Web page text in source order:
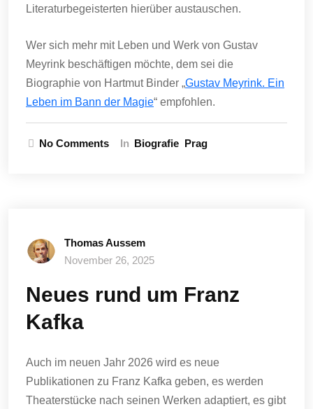
Literaturbegeisterten hierüber austauschen.
Wer sich mehr mit Leben und Werk von Gustav
Meyrink beschäftigen möchte, dem sei die
Biographie von Hartmut Binder „Gustav Meyrink. Ein
Leben im Bann der Magie“ empfohlen.
No Comments In Biografie Prag
Thomas Aussem
November 26, 2025
Neues rund um Franz
Kafka
Auch im neuen Jahr 2026 wird es neue
Publikationen zu Franz Kafka geben, es werden
Theaterstücke nach seinen Werken adaptiert, es gibt